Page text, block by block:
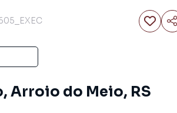
Arroio do Meio, RS